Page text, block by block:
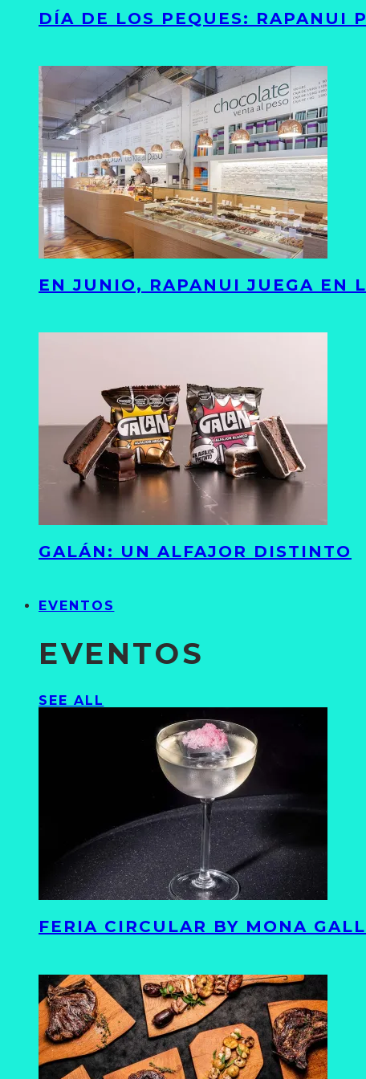
DÍA DE LOS PEQUES: RAPANUI
EN JUNIO, RAPANUI JUEGA EN
GALÁN: UN ALFAJOR DISTINTO
EVENTOS
EVENTOS
SEE ALL
FERIA CIRCULAR BY MONA